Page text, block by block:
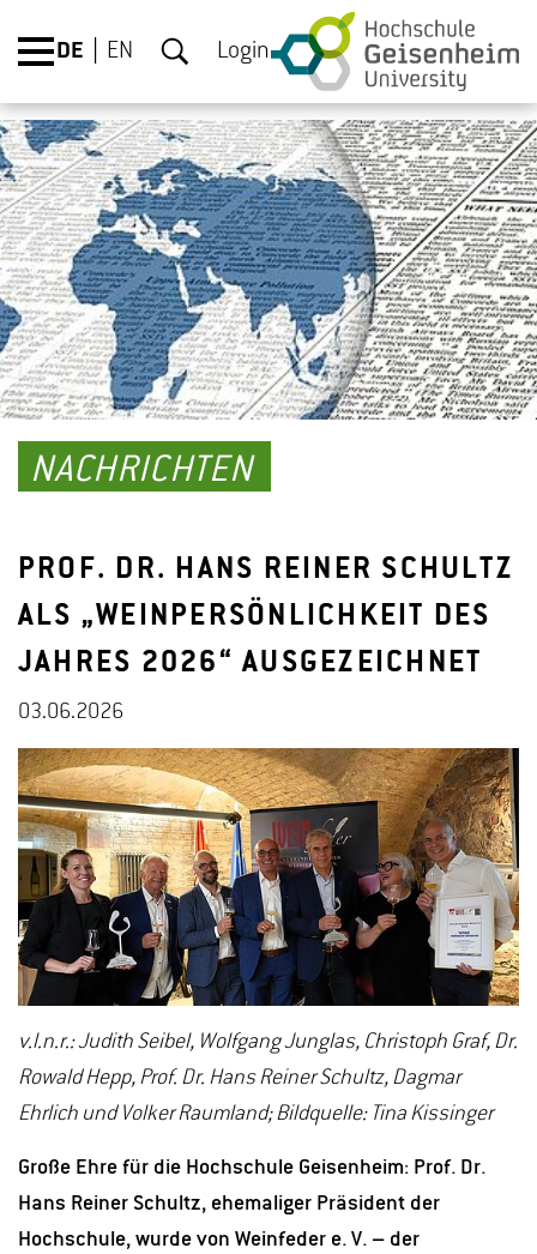
DE EN Login
NACHRICHTEN
PROF. DR. HANS REINER SCHULTZ
ALS „WEINPERSÖNLICHKEIT DES
JAHRES 2026“ AUSGEZEICHNET
03.06.2026
v.l.n.r.: Judith Seibel, Wolfgang Junglas, Christoph Graf, Dr.
Rowald Hepp, Prof. Dr. Hans Reiner Schultz, Dagmar
Ehrlich und Volker Raumland; Bildquelle: Tina Kissinger
Große Ehre für die Hochschule Geisenheim: Prof. Dr.
Hans Reiner Schultz, ehemaliger Präsident der
Hochschule, wurde von Weinfeder e. V. – der